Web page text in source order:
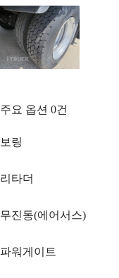
주요 옵션 0건
보링
리타더
무진동(에어서스)
파워게이트